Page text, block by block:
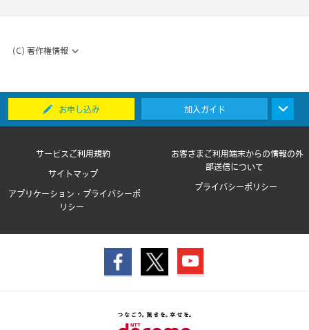
(C) 著作権情報
お申し込み 加入ガイド
サービスご利用規約
お客さまご利用端末からの情報の外
部送信について
サイトマップ
プライバシーポリシー
アプリケーション・プライバシーポ
リシー